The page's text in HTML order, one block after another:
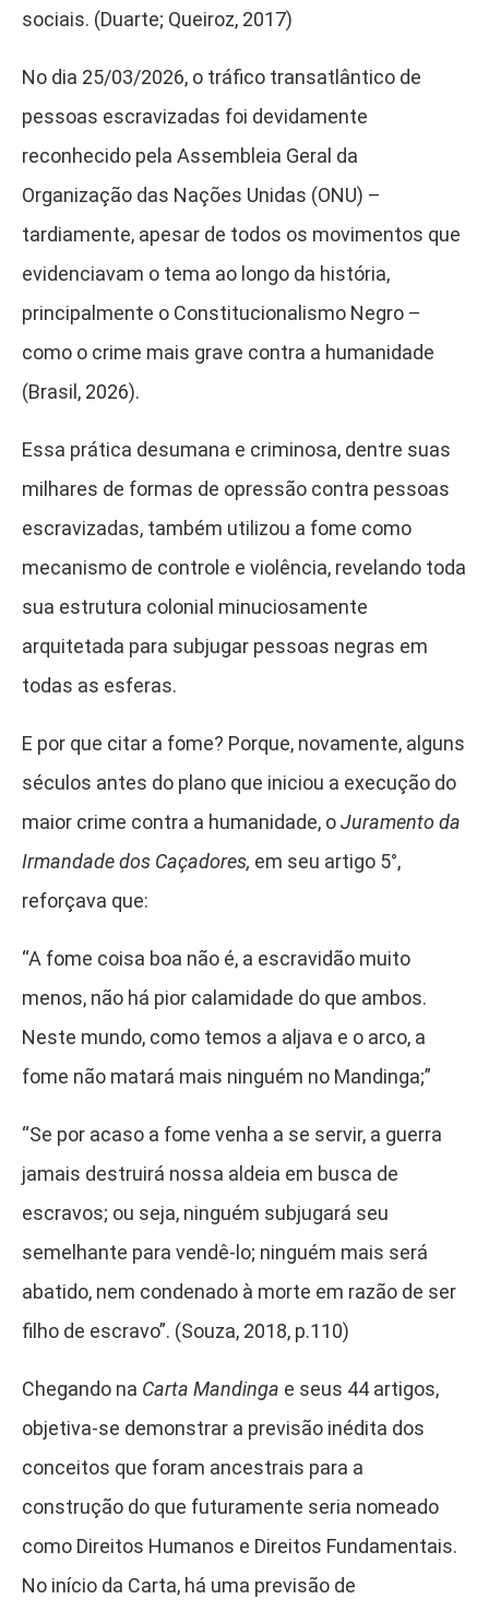
sociais. (Duarte; Queiroz, 2017)
No dia 25/03/2026, o tráfico transatlântico de
pessoas escravizadas foi devidamente
reconhecido pela Assembleia Geral da
Organização das Nações Unidas (ONU) –
tardiamente, apesar de todos os movimentos que
evidenciavam o tema ao longo da história,
principalmente o Constitucionalismo Negro –
como o crime mais grave contra a humanidade
(Brasil, 2026).
Essa prática desumana e criminosa, dentre suas
milhares de formas de opressão contra pessoas
escravizadas, também utilizou a fome como
mecanismo de controle e violência, revelando toda
sua estrutura colonial minuciosamente
arquitetada para subjugar pessoas negras em
todas as esferas.
E por que citar a fome? Porque, novamente, alguns
séculos antes do plano que iniciou a execução do
maior crime contra a humanidade, oJuramento da
Irmandade dos Caçadores, em seu artigo 5°,
reforçava que:
“A fome coisa boa não é, a escravidão muito
menos, não há pior calamidade do que ambos.
Neste mundo, como temos a aljava e o arco, a
fome não matará mais ninguém no Mandinga;”
“Se por acaso a fome venha a se servir, a guerra
jamais destruirá nossa aldeia em busca de
escravos; ou seja, ninguém subjugará seu
semelhante para vendê-lo; ninguém mais será
abatido, nem condenado à morte em razão de ser
filho de escravo”. (Souza, 2018, p.110)
Chegando na Carta Mandinga e seus 44 artigos,
objetiva-se demonstrar a previsão inédita dos
conceitos que foram ancestrais para a
construção do que futuramente seria nomeado
como Direitos Humanos e Direitos Fundamentais.
No início da Carta, há uma previsão de